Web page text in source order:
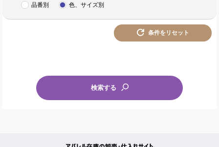
品番別 色、サイズ別
条件をリセット
検索する